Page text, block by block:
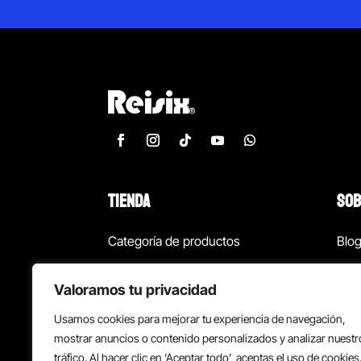
Valoramos tu privacidad
Usamos cookies para mejorar tu experiencia de navegación,
mostrar anuncios o contenido personalizados y analizar
tráfico. Al hacer clic en ‘Aceptar todo’, aceptas el uso de cookies.
TIENDA
Categoría de productos
¡Las mejores ofertas!
Back to school
Blog